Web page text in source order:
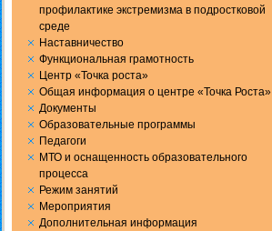
профилактике экстремизма в подростковой
среде
Наставничество
Функциональная грамотность
Центр «Точка роста»
Общая информация о центре «Точка Роста»
Документы
Образовательные программы
Педагоги
МТО и оснащенность образовательного
процесса
Режим занятий
Мероприятия
Дополнительная информация